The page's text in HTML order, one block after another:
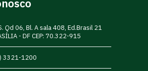
Qd 06, Bl. A sala 408, Ed.Brasil 21
- DF CEP: 70.322-915
3321-1200